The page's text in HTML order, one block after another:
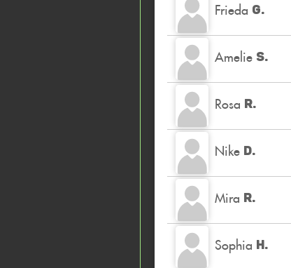
Frieda G.
Amelie S.
Rosa R.
Nike D.
Mira R.
Sophia H.